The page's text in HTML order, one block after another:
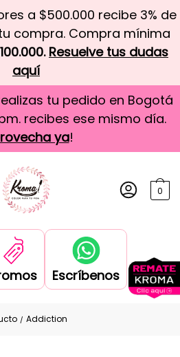
a $500.000 recibe 3% de
compra. Compra mínima
Resuelve tus dudas
aquí
tu pedido en Bogotá
recibes ese mismo día.
ya!
0
Escríbenos
/ Addiction